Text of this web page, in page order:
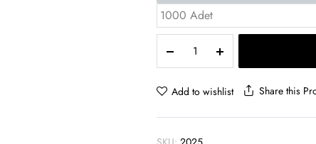
1000 Adet
Roller
Kalem
Süper
Refil
Add to wishlist Share this